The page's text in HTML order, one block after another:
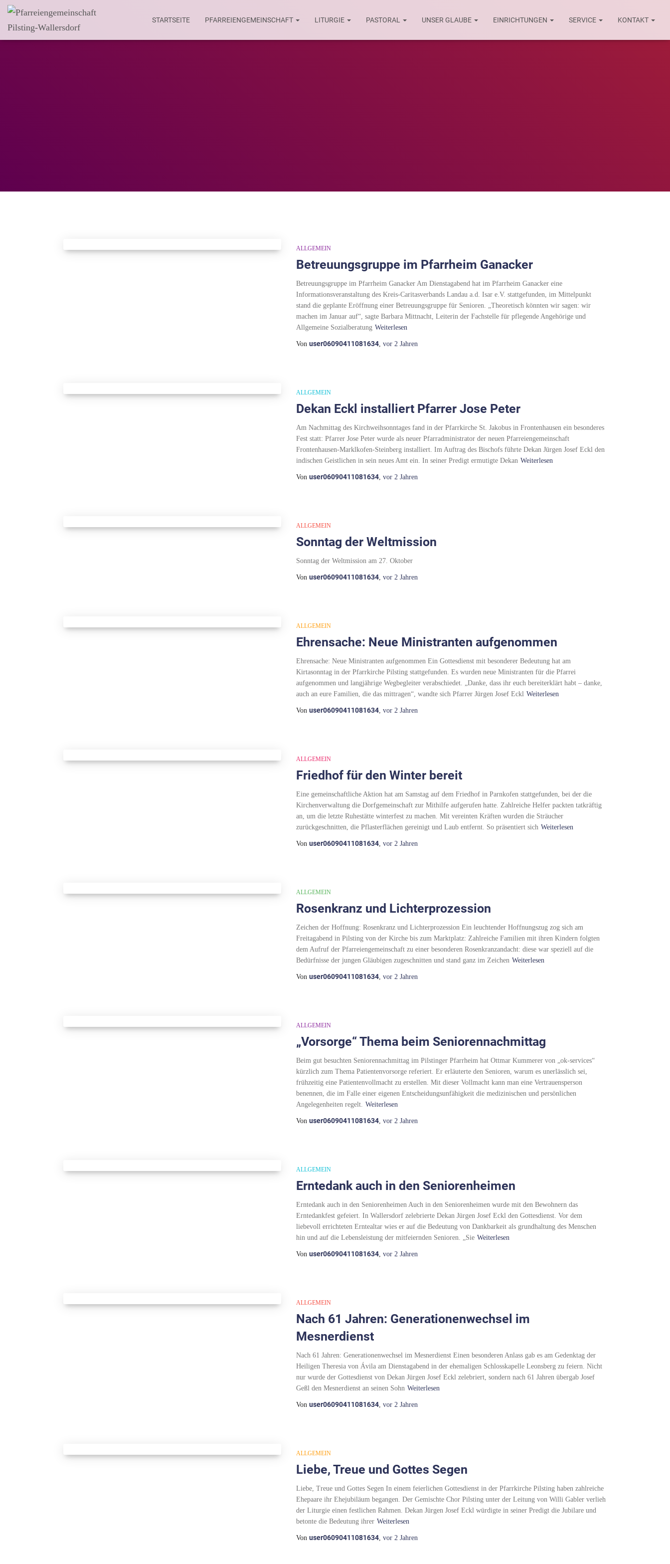
STARTSEITE PFARREIENGEMEINSCHAFT LITURGIE PASTORAL UNSER GLAUBE EINRICHTUNGEN SERVICE KONTAKT
ALLGEMEIN
Betreuungsgruppe im Pfarrheim Ganacker
Betreuungsgruppe im Pfarrheim Ganacker Am Dienstagabend hat im Pfarrheim Ganacker eine
Informationsveranstaltung des Kreis-Caritasverbands Landau a.d. Isar e.V. stattgefunden, im Mittelpunkt
stand die geplante Eröffnung einer Betreuungsgruppe für Senioren. „Theoretisch könnten wir sagen: wir
machen im Januar auf“, sagte Barbara Mittnacht, Leiterin der Fachstelle für pflegende Angehörige und
Allgemeine Sozialberatung Weiterlesen
Von user06090411081634, vor 2 Jahren
ALLGEMEIN
Dekan Eckl installiert Pfarrer Jose Peter
Am Nachmittag des Kirchweihsonntages fand in der Pfarrkirche St. Jakobus in Frontenhausen ein besonderes
Fest statt: Pfarrer Jose Peter wurde als neuer Pfarradministrator der neuen Pfarreiengemeinschaft
Frontenhausen-Marklkofen-Steinberg installiert. Im Auftrag des Bischofs führte Dekan Jürgen Josef Eckl den
indischen Geistlichen in sein neues Amt ein. In seiner Predigt ermutigte Dekan Weiterlesen
Von user06090411081634, vor 2 Jahren
ALLGEMEIN
Sonntag der Weltmission
Sonntag der Weltmission am 27. Oktober
Von user06090411081634, vor 2 Jahren
ALLGEMEIN
Ehrensache: Neue Ministranten aufgenommen
Ehrensache: Neue Ministranten aufgenommen Ein Gottesdienst mit besonderer Bedeutung hat am
Kirtasonntag in der Pfarrkirche Pilsting stattgefunden. Es wurden neue Ministranten für die Pfarrei
aufgenommen und langjährige Wegbegleiter verabschiedet. „Danke, dass ihr euch bereiterklärt habt – danke,
auch an eure Familien, die das mittragen“, wandte sich Pfarrer Jürgen Josef Eckl Weiterlesen
Von user06090411081634, vor 2 Jahren
ALLGEMEIN
Friedhof für den Winter bereit
Eine gemeinschaftliche Aktion hat am Samstag auf dem Friedhof in Parnkofen stattgefunden, bei der die
Kirchenverwaltung die Dorfgemeinschaft zur Mithilfe aufgerufen hatte. Zahlreiche Helfer packten tatkräftig
an, um die letzte Ruhestätte winterfest zu machen. Mit vereinten Kräften wurden die Sträucher
zurückgeschnitten, die Pflasterflächen gereinigt und Laub entfernt. So präsentiert sich Weiterlesen
Von user06090411081634, vor 2 Jahren
ALLGEMEIN
Rosenkranz und Lichterprozession
Zeichen der Hoffnung: Rosenkranz und Lichterprozession Ein leuchtender Hoffnungszug zog sich am
Freitagabend in Pilsting von der Kirche bis zum Marktplatz: Zahlreiche Familien mit ihren Kindern folgten
dem Aufruf der Pfarreiengemeinschaft zu einer besonderen Rosenkranzandacht: diese war speziell auf die
Bedürfnisse der jungen Gläubigen zugeschnitten und stand ganz im Zeichen Weiterlesen
Von user06090411081634, vor 2 Jahren
ALLGEMEIN
„Vorsorge“ Thema beim Seniorennachmittag
Beim gut besuchten Seniorennachmittag im Pilstinger Pfarrheim hat Ottmar Kummerer von „ok-services“
kürzlich zum Thema Patientenvorsorge referiert. Er erläuterte den Senioren, warum es unerlässlich sei,
frühzeitig eine Patientenvollmacht zu erstellen. Mit dieser Vollmacht kann man eine Vertrauensperson
benennen, die im Falle einer eigenen Entscheidungsunfähigkeit die medizinischen und persönlichen
Angelegenheiten regelt. Weiterlesen
Von user06090411081634, vor 2 Jahren
ALLGEMEIN
Erntedank auch in den Seniorenheimen
Erntedank auch in den Seniorenheimen Auch in den Seniorenheimen wurde mit den Bewohnern das
Erntedankfest gefeiert. In Wallersdorf zelebrierte Dekan Jürgen Josef Eckl den Gottesdienst. Vor dem
liebevoll errichteten Erntealtar wies er auf die Bedeutung von Dankbarkeit als grundhaltung des Menschen
hin und auf die Lebensleistung der mitfeiernden Senioren. „Sie Weiterlesen
Von user06090411081634, vor 2 Jahren
ALLGEMEIN
Nach 61 Jahren: Generationenwechsel im
Mesnerdienst
Nach 61 Jahren: Generationenwechsel im Mesnerdienst Einen besonderen Anlass gab es am Gedenktag der
Heiligen Theresia von Ávila am Dienstagabend in der ehemaligen Schlosskapelle Leonsberg zu feiern. Nicht
nur wurde der Gottesdienst von Dekan Jürgen Josef Eckl zelebriert, sondern nach 61 Jahren übergab Josef
Geßl den Mesnerdienst an seinen Sohn Weiterlesen
Von user06090411081634, vor 2 Jahren
ALLGEMEIN
Liebe, Treue und Gottes Segen
Liebe, Treue und Gottes Segen In einem feierlichen Gottesdienst in der Pfarrkirche Pilsting haben zahlreiche
Ehepaare ihr Ehejubiläum begangen. Der Gemischte Chor Pilsting unter der Leitung von Willi Gabler verlieh
der Liturgie einen festlichen Rahmen. Dekan Jürgen Josef Eckl würdigte in seiner Predigt die Jubilare und
betonte die Bedeutung ihrer Weiterlesen
Von user06090411081634, vor 2 Jahren